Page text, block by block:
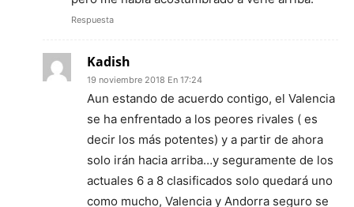
Respuesta
Kadish
19 noviembre 2018 En 17:24
Aun estando de acuerdo contigo, el Valencia
se ha enfrentado a los peores rivales ( es
decir los más potentes) y a partir de ahora
solo irán hacia arriba…y seguramente de los
actuales 6 a 8 clasificados solo quedará uno
como mucho, Valencia y Andorra seguro se